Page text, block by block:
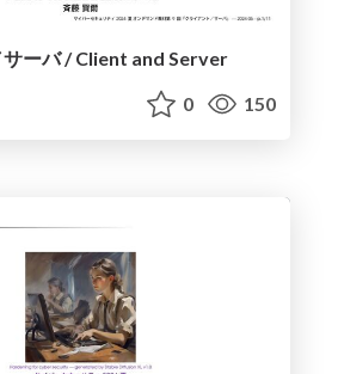
ーバ / Client and Server
0 150